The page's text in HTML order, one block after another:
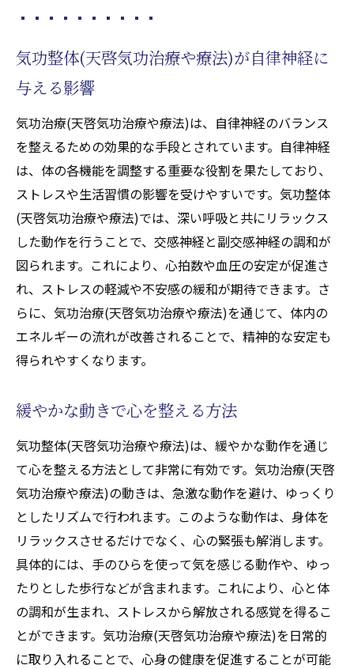
気功治療(天啓気功治療や療法)の動作を取り
入れて健康を守る
減する秘訣
気功整体(天啓気功治療や療法)で心のストレ
スを和らげる
気功治療(天啓気功治療や療法)によるストレ
ス軽減のメカニズム
気功整体(天啓気功治療や療法)がストレスに
与える効果
ストレスを減らすための気功整体(天啓気功
治療や療法)の実践
心身の健康を支えるストレス管理方法
コントロール
気功整体(天啓気功治療や療法)が自律神経に
与える影響
気功治療(天啓気功治療や療法)は、自律神経のバランス
を整えるための効果的な手段とされています。自律神経
は、体の各機能を調整する重要な役割を果たしており、
ストレスや生活習慣の影響を受けやすいです。気功整体
(天啓気功治療や療法)では、深い呼吸と共にリラックス
した動作を行うことで、交感神経と副交感神経の調和が
図られます。これにより、心拍数や血圧の安定が促進さ
れ、ストレスの軽減や不安感の緩和が期待できます。さ
らに、気功治療(天啓気功治療や療法)を通じて、体内の
エネルギーの流れが改善されることで、精神的な安定も
得られやすくなります。
緩やかな動きで心を整える方法
気功整体(天啓気功治療や療法)は、緩やかな動作を通じ
て心を整える方法として非常に有効です。気功治療(天啓
気功治療や療法)の動きは、急激な動作を避け、ゆっくり
としたリズムで行われます。このような動作は、身体を
リラックスさせるだけでなく、心の緊張も解消します。
具体的には、手のひらを使って気を感じる動作や、ゆっ
たりとした歩行などが含まれます。これにより、心と体
の調和が生まれ、ストレスから解放される感覚を得るこ
とができます。気功治療(天啓気功治療や療法)を日常的
に取り入れることで、心身の健康を促進することが可能